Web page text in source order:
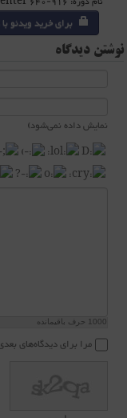
برای خرید ویدئو با کیفیت و بدون
نوشتن دیدگاه
نمایش داده نمی‌شود)
1000 حرف باقیمانده
مرا برای دیدگاه‌های